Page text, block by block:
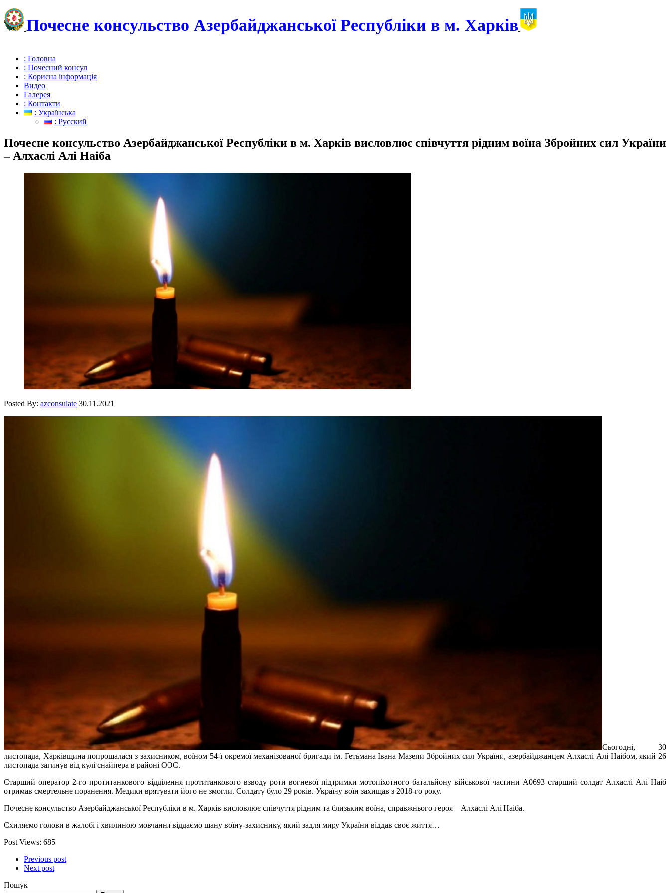
Почесне консульство Азербайджанської Республіки в м. Харків
: Головна
: Почесний консул
: Корисна інформація
Видео
Галерея
: Контакти
: Українська
: Русский
Почесне консульство Азербайджанської Республіки в м. Харків висловлює співчуття рідним воїна Збройних сил України
– Алхаслі Алі Наіба
Posted By: azconsulate 30.11.2021
Сьогодні, 30
листопада, Харківщина попрощалася з захисником, воїном 54-ї окремої механізованої бригади ім. Гетьмана Івана Мазепи Збройних сил України, азербайджанцем Алхаслі Алі Наібом, який 26
листопада загинув від кулі снайпера в районі ООС.
Старший оператор 2-го протитанкового відділення протитанкового взводу роти вогневої підтримки мотопіхотного батальйону військової частини А0693 старший солдат Алхаслі Алі Наіб
отримав смертельне поранення. Медики врятувати його не змогли. Солдату було 29 років. Україну воїн захищав з 2018-го року.
Почесне консульство Азербайджанської Республіки в м. Харків висловлює співчуття рідним та близьким воїна, справжнього героя – Алхаслі Алі Наіба.
Схиляємо голови в жалобі і хвилиною мовчання віддаємо шану воїну-захиснику, який задля миру України віддав своє життя…
Post Views: 685
Previous post
Next post
Пошук